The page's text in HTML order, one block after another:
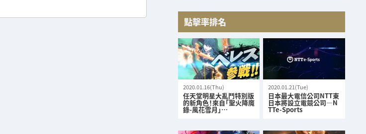
點擊率排名
2020.01.16(Thu)
任天堂明星大亂鬥特別版
的新角色！來自「聖火降魔
錄-風花雪月」…
2020.01.21(Tue)
日本最大電信公司NTT東
日本將設立電競公司—N
TTe-Sports